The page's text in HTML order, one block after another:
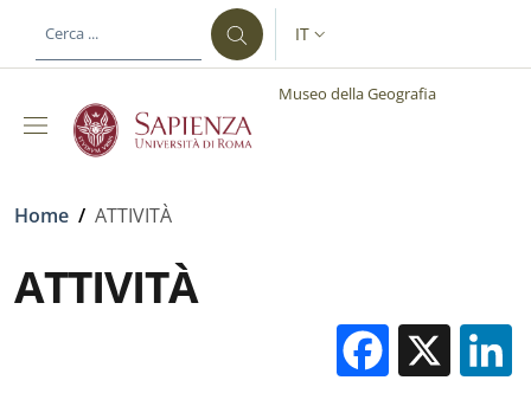
al contenuto principale
SELETTORE LINGUA:
IT
Museo della Geografia
Briciole di pane
Home / ATTIVITÀ
ATTIVITÀ
X